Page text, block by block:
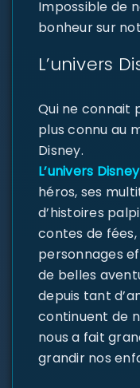
Impossible de
bonheur sur
L’univers
Qui ne connait
plus connu au
Disney.
L’univers Disney
héros, ses
d’histoires
contes de fées,
personnages
de belles
depuis tant
continuent de
nous a fait
grandir nos